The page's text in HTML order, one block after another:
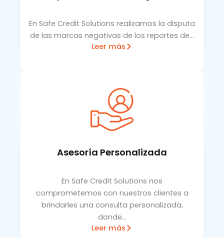
En Safe Credit Solutions realizamos la disputa
de las marcas negativas de los reportes de…
Leer más
Asesoría Personalizada
En Safe Credit Solutions nos
comprometemos con nuestros clientes a
brindarles una consulta personalizada,
donde…
Leer más